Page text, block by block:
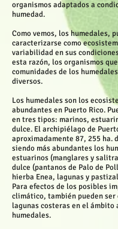
organismos adaptados a
humedad.
Como vemos, los humedales,
caracterizarse como
variabilidad en sus
esta razón, los organismos
comunidades de los
diversos.
Los humedales son los
abundantes en Puerto Rico.
en tres tipos: marinos,
dulce. El archipiélago de
aproximadamente 87, 255 ha.
siendo más abundantes los
estuarinos (manglares y
dulce (pantanos de Palo de
hierba Enea, lagunas y
Para efectos de los posibles
climático, también pueden ser
lagunas costeras en el ámbito
humedales.